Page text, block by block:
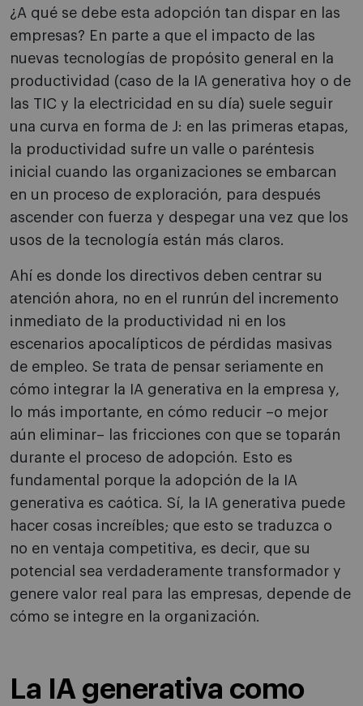
¿A qué se debe esta adopción tan dispar en las
empresas? En parte a que el impacto de las
nuevas tecnologías de propósito general en la
productividad (caso de la IA generativa hoy o de
las TIC y la electricidad en su día) suele seguir
una curva en forma de J: en las primeras etapas,
la productividad sufre un valle o paréntesis
inicial cuando las organizaciones se embarcan
en un proceso de exploración, para después
ascender con fuerza y despegar una vez que los
usos de la tecnología están más claros.
Ahí es donde los directivos deben centrar su
atención ahora, no en el runrún del incremento
inmediato de la productividad ni en los
escenarios apocalípticos de pérdidas masivas
de empleo. Se trata de pensar seriamente en
cómo integrar la IA generativa en la empresa y,
lo más importante, en cómo reducir –o mejor
aún eliminar– las fricciones con que se toparán
durante el proceso de adopción. Esto es
fundamental porque la adopción de la IA
generativa es caótica. Sí, la IA generativa puede
hacer cosas increíbles; que esto se traduzca o
no en ventaja competitiva, es decir, que su
potencial sea verdaderamente transformador y
genere valor real para las empresas, depende de
cómo se integre en la organización.
La IA generativa como